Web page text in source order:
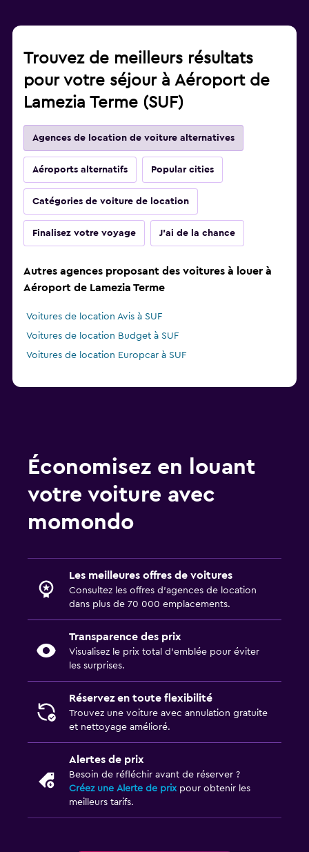
Trouvez de meilleurs résultats
pour votre séjour à Aéroport de
Lamezia Terme (SUF)
Agences de location de voiture alternatives
Aéroports alternatifs Popular cities
Catégories de voiture de location
Finalisez votre voyage J'ai de la chance
Autres agences proposant des voitures à louer à
Aéroport de Lamezia Terme
Voitures de location Avis à SUF
Voitures de location Budget à SUF
Voitures de location Europcar à SUF
Économisez en louant
votre voiture avec
momondo
Les meilleures offres de voitures
Consultez les offres d’agences de location
dans plus de 70 000 emplacements.
Transparence des prix
Visualisez le prix total d’emblée pour éviter
les surprises.
Réservez en toute flexibilité
Trouvez une voiture avec annulation gratuite
et nettoyage amélioré.
Alertes de prix
Besoin de réfléchir avant de réserver ?
Créez une Alerte de prixpour obtenir les
meilleurs tarifs.